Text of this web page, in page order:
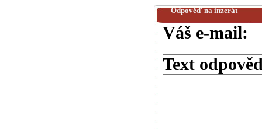
Odpověď na inzerát
Váš e-mail:
Text